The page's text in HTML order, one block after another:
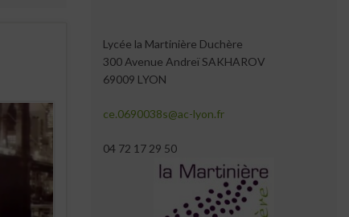
Lycée la Martinière Duchère
300 Avenue Andreï SAKHAROV
69009 LYON
ce.0690038s@ac-lyon.fr
04 72 17 29 50